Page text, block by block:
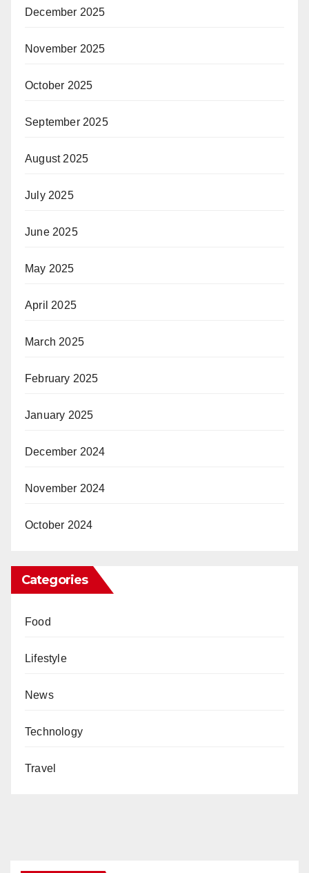
December 2025
November 2025
October 2025
September 2025
August 2025
July 2025
June 2025
May 2025
April 2025
March 2025
February 2025
January 2025
December 2024
November 2024
October 2024
Categories
Food
Lifestyle
News
Technology
Travel